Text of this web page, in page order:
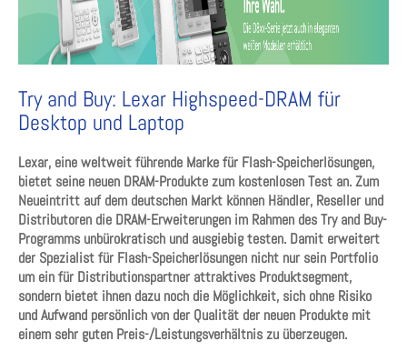
Try and Buy: Lexar Highspeed-DRAM für
Desktop und Laptop
Lexar, eine weltweit führende Marke für Flash-Speicherlösungen,
bietet seine neuen DRAM-Produkte zum kostenlosen Test an. Zum
Neueintritt auf dem deutschen Markt können Händler, Reseller und
Distributoren die DRAM-Erweiterungen im Rahmen des Try and Buy-
Programms unbürokratisch und ausgiebig testen. Damit erweitert
der Spezialist für Flash-Speicherlösungen nicht nur sein Portfolio
um ein für Distributionspartner attraktives Produktsegment,
sondern bietet ihnen dazu noch die Möglichkeit, sich ohne Risiko
und Aufwand persönlich von der Qualität der neuen Produkte mit
einem sehr guten Preis-/Leistungsverhältnis zu überzeugen.